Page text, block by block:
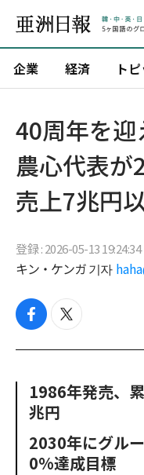
企業 経済 ト
40周年を迎
農心代表が
売上7兆円
登録 : 2026-05-13 19:24:34
キン・ケンガ 기자
f
c
o
o
k
t
i
e
1986年発売、
兆円
2030年にグル
0%達成目標